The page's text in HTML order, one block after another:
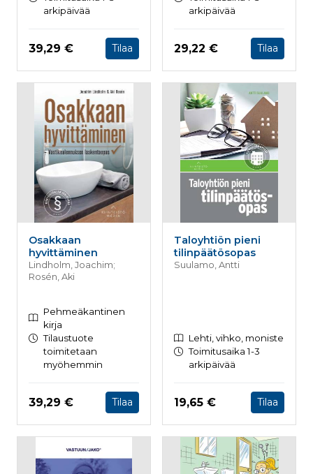
arkipäivää
Hinta nyt
39,29 € Tilaa
arkipäivää
Hinta nyt
29,22 € Tilaa
Osakkaan
hyvittäminen
Lindholm, Joachim;
Rosén, Aki
Pehmeäkantinen
kirja
Tilaustuote
toimitetaan
myöhemmin
Hinta nyt
39,29 € Tilaa
Taloyhtiön pieni
tilinpäätösopas
Suulamo, Antti
Lehti, vihko, moniste
Toimitusaika 1-3
arkipäivää
Hinta nyt
19,65 € Tilaa